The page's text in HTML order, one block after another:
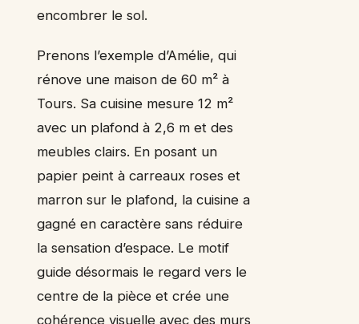
encombrer le sol.
Prenons l’exemple d’Amélie, qui
rénove une maison de 60 m² à
Tours. Sa cuisine mesure 12 m²
avec un plafond à 2,6 m et des
meubles clairs. En posant un
papier peint à carreaux roses et
marron sur le plafond, la cuisine a
gagné en caractère sans réduire
la sensation d’espace. Le motif
guide désormais le regard vers le
centre de la pièce et crée une
cohérence visuelle avec des murs